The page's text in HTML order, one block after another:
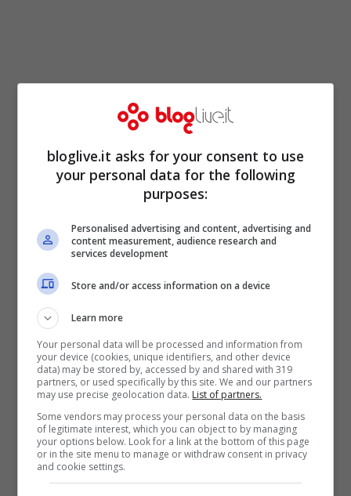
Stracciatella in brodo (Fonte: Video Screenshot)
Per realizzare questopiatto tipico di
Pasquainiziate sbattendo in una ciotola le
uova intere. Aggiungete il parmigiano
grattugiato, la noce moscata, il sale, il
bloglive.it asks for your consent to use
your personal data for the following
purposes:
Personalised advertising and content, advertising and
content measurement, audience research and
services development
Store and/or access information on a device
Learn more
Your personal data will be processed and information from
your device (cookies, unique identifiers, and other device
data) may be stored by, accessed by and shared with 319
partners, or used specifically by this site. We and our partners
may use precise geolocation data. List of partners.
Some vendors may process your personal data on the basis
of legitimate interest, which you can object to by managing
your options below. Look for a link at the bottom of this page
or in the site menu to manage or withdraw consent in privacy
and cookie settings.